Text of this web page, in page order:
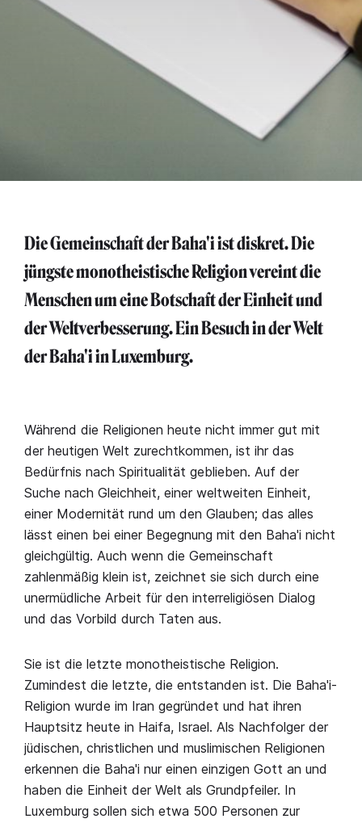
Die Gemeinschaft der Baha'i ist diskret. Die
jüngste monotheistische Religion vereint die
Menschen um eine Botschaft der Einheit und
der Weltverbesserung. Ein Besuch in der Welt
der Baha'i in Luxemburg.
Während die Religionen heute nicht immer gut mit
der heutigen Welt zurechtkommen, ist ihr das
Bedürfnis nach Spiritualität geblieben. Auf der
Suche nach Gleichheit, einer weltweiten Einheit,
einer Modernität rund um den Glauben; das alles
lässt einen bei einer Begegnung mit den Baha'i nicht
gleichgültig. Auch wenn die Gemeinschaft
zahlenmäßig klein ist, zeichnet sie sich durch eine
unermüdliche Arbeit für den interreligiösen Dialog
und das Vorbild durch Taten aus.
Sie ist die letzte monotheistische Religion.
Zumindest die letzte, die entstanden ist. Die Baha'i-
Religion wurde im Iran gegründet und hat ihren
Hauptsitz heute in Haifa, Israel. Als Nachfolger der
jüdischen, christlichen und muslimischen Religionen
erkennen die Baha'i nur einen einzigen Gott an und
haben die Einheit der Welt als Grundpfeiler. In
Luxemburg sollen sich etwa 500 Personen zur